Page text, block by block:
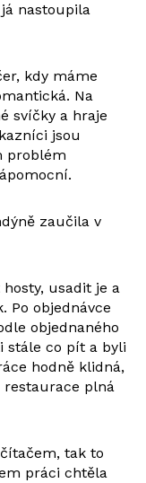
nastoupila
kdy máme
Na
svíčky a hraje
jsou
problém
usadit je a
Po objednávce
objednaného
stále co pít a byli
hodně klidná,
restaurace plná
tak to
práci chtěla